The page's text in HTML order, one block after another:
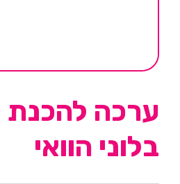
ערכה
בלוני הוואי